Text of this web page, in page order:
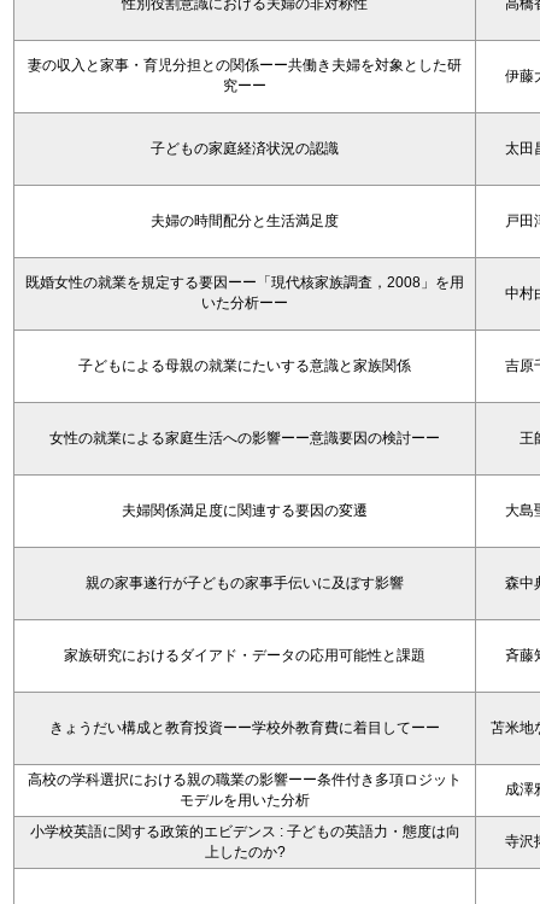
性別役割意識における夫婦の非対称性 高橋
妻の収入と家事・育児分担との関係ーー共働き夫婦を対象とした研
究ーー
伊藤
子どもの家庭経済状況の認識 太田
夫婦の時間配分と生活満足度 戸田
既婚女性の就業を規定する要因ーー「現代核家族調査，2008」を用
いた分析ーー
中村
子どもによる母親の就業にたいする意識と家族関係 吉原
女性の就業による家庭生活への影響ーー意識要因の検討ーー 王
夫婦関係満足度に関連する要因の変遷 大島
親の家事遂行が子どもの家事手伝いに及ぼす影響 森中
家族研究におけるダイアド・データの応用可能性と課題 斉藤
きょうだい構成と教育投資ーー学校外教育費に着目してーー 苫米地
高校の学科選択における親の職業の影響ーー条件付き多項ロジット
モデルを用いた分析
成澤
小学校英語に関する政策的エビデンス : 子どもの英語力・態度は向
上したのか?
寺沢